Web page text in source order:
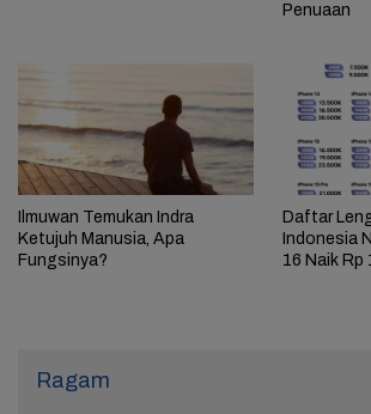
Penuaan
Ilmuwan Temukan Indra
Ketujuh Manusia, Apa
Fungsinya?
Daftar
Indonesia
16 Naik Rp
Ragam